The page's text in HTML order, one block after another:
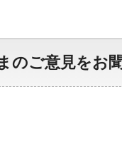
のご意見をお